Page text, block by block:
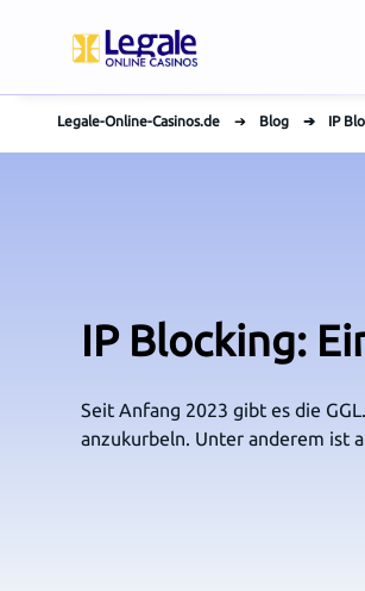
Legale-Online-Casinos.de ➔ Blog ➔ IP
IP Blocking:
Seit Anfang 2023 gibt es die
anzukurbeln. Unter anderem ist